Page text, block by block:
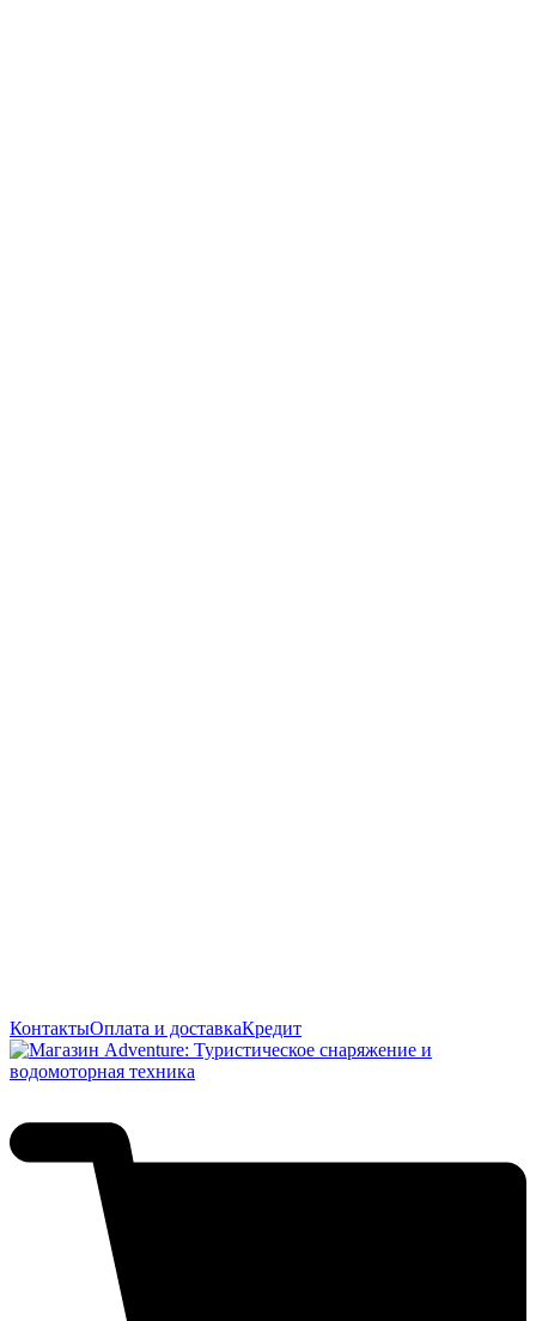
КонтактыОплата и доставкаКредит